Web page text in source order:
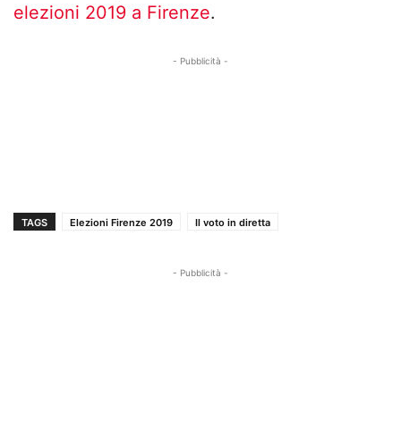
elezioni 2019 a Firenze.
- Pubblicità -
TAGS Elezioni Firenze 2019 Il voto in diretta
- Pubblicità -